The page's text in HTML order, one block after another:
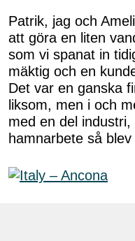
Patrik, jag och
att göra en liten
som vi spanat in
mäktig och en
Det var en ganska
liksom, men i och
med en del
hamnarbete så